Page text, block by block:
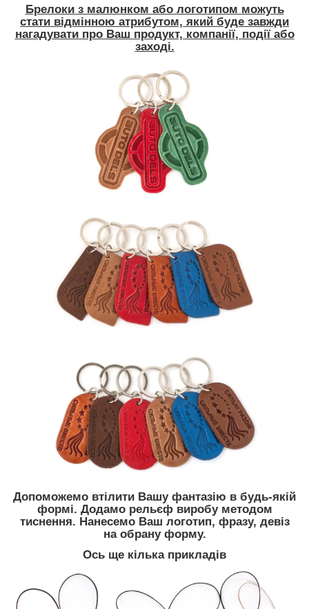
Брелоки з малюнком або логотипом можуть
стати відмінною атрибутом, який буде завжди
нагадувати про Ваш продукт, компанії, події або
заході.
Допоможемо втілити Вашу фантазію в будь-якій
формі. Додамо рельєф виробу методом
тиснення. Нанесемо Ваш логотип, фразу, девіз
на обрану форму.
Ось ще кілька прикладів